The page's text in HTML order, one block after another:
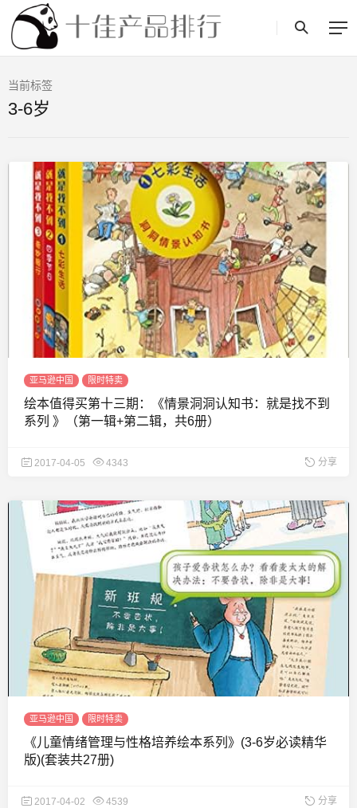
当前标签
3-6岁
亚马逊中国 限时特卖
绘本值得买第十三期：《情景洞洞认知书：就是找不到
系列 》（第一辑+第二辑，共6册）
2017-04-05 4343 分享
亚马逊中国 限时特卖
《儿童情绪管理与性格培养绘本系列》(3-6岁必读精华
版)(套装共27册)
2017-04-02 4539 分享